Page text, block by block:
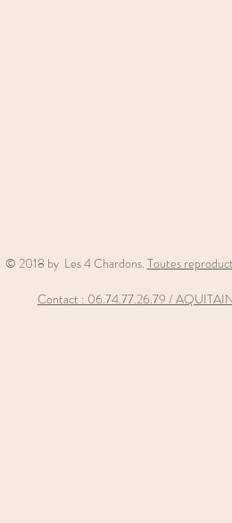
© 2018 by Les 4 Chardons. Toutes
Contact : 06.74.77.26.79 /